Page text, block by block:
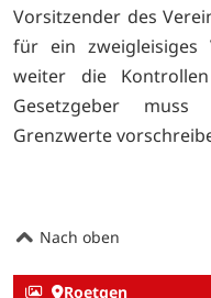
Vorsitzender des
für ein zweigleisiges
weiter die
Gesetzgeber
Grenzwerte
Nach oben
Roetgen